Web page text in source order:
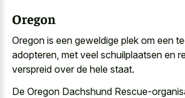
Oregon
Oregon is een geweldige plek om een
adopteren, met veel schuilplaatsen en
verspreid over de hele staat.
De Oregon Dachshund Rescue-